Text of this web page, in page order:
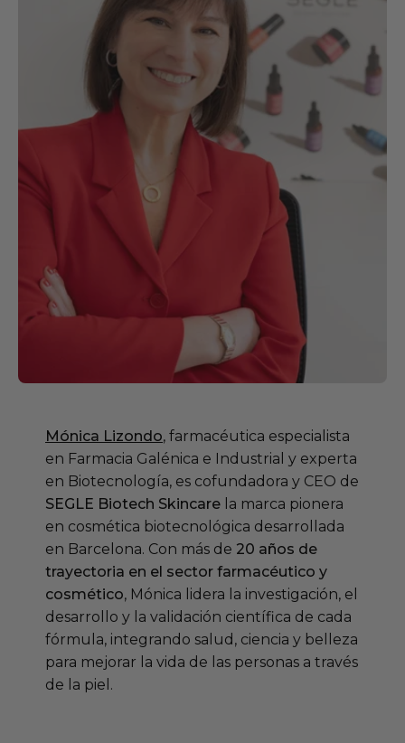
Mónica Lizondo, farmacéutica especialista
en Farmacia Galénica e Industrial y experta
en Biotecnología, es cofundadora y CEO de
SEGLE Biotech Skincare la marca pionera
en cosmética biotecnológica desarrollada
en Barcelona. Con más de 20 años de
trayectoria en el sector farmacéutico y
cosmético, Mónica lidera la investigación, el
desarrollo y la validación científica de cada
fórmula, integrando salud, ciencia y belleza
para mejorar la vida de las personas a través
de la piel.